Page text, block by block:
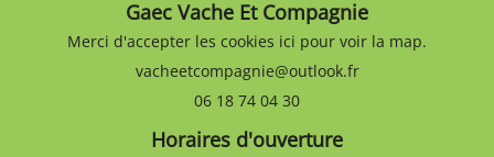

Agrandir la photo
Gaec Vache Et Compagnie
Merci d'accepter les cookies ici pour voir la map.
06 18 74 04 30
Horaires d'ouverture